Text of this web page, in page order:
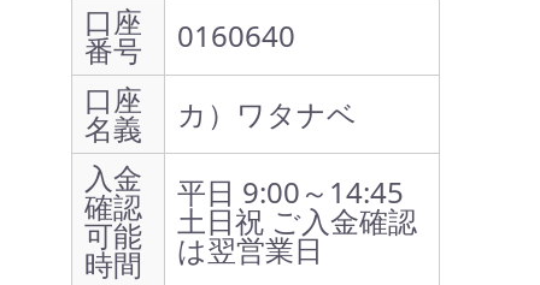
口座
番号
0160640
口座
名義
カ）ワタナベ
入金
確認
可能
時間
平日 9:00～14:45
土日祝 ご入金確認
は翌営業日